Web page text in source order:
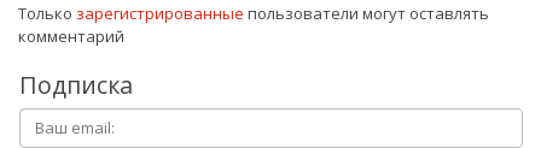
Только зарегистрированные пользователи могут оставлять
комментарий
Подписка